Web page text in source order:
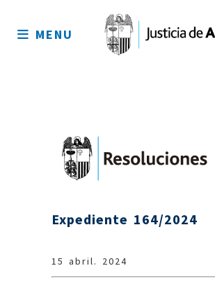
sitio
MENU
Expediente 164/2024
15 abril. 2024